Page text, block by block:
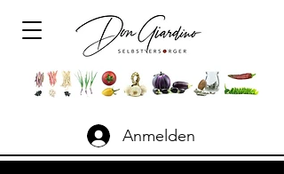
Anmelden